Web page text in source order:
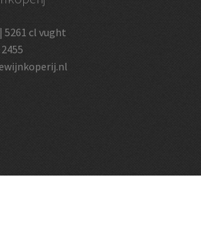
5261 cl vught